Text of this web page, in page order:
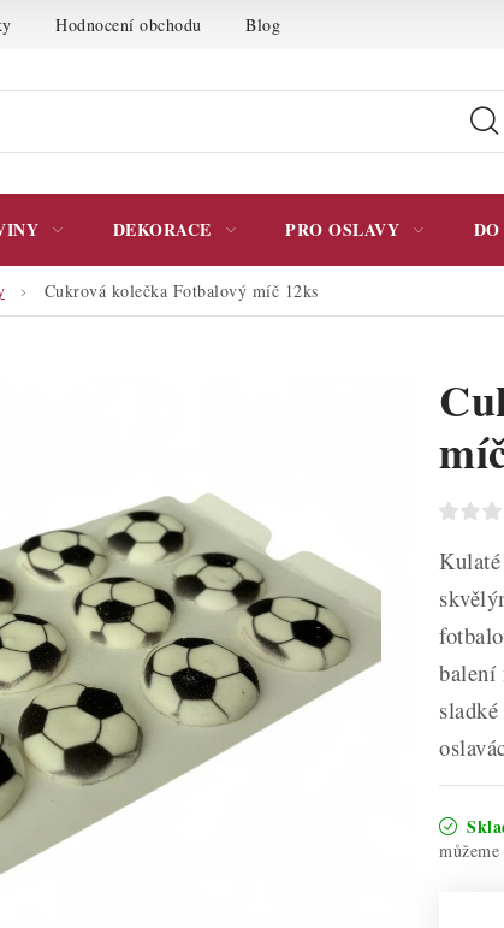
Hodnocení obchodu Blog
DEKORACE PRO OSLAVY
Cukrová kolečka Fotbalový míč 12ks
balení